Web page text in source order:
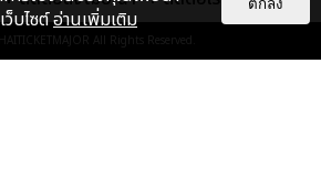
All Rights Reserved.
ว็บไซต์อ่านเพิ่มเติม
ตกลง